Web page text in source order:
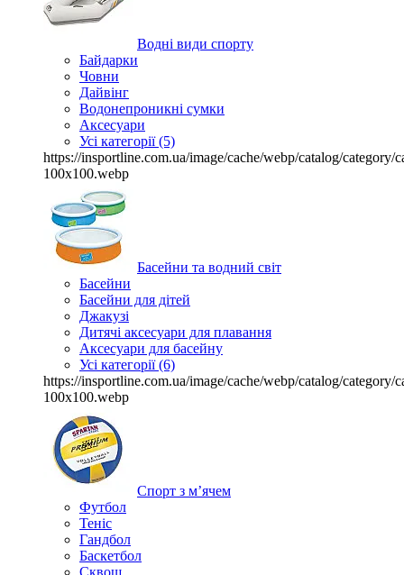
Водні види спорту
Байдарки
Човни
Дайвінг
Водонепроникні сумки
Аксесуари
Усі категорії (5)
https://insportline.com.ua/image/cache/webp/catalog/category/
100x100.webp
Басейни та водний світ
Басейни
Басейни для дітей
Джакузі
Дитячі аксесуари для плавання
Аксесуари для басейну
Усі категорії (6)
https://insportline.com.ua/image/cache/webp/catalog/category/
100x100.webp
Спорт з м’ячем
Футбол
Теніс
Гандбол
Баскетбол
Сквош